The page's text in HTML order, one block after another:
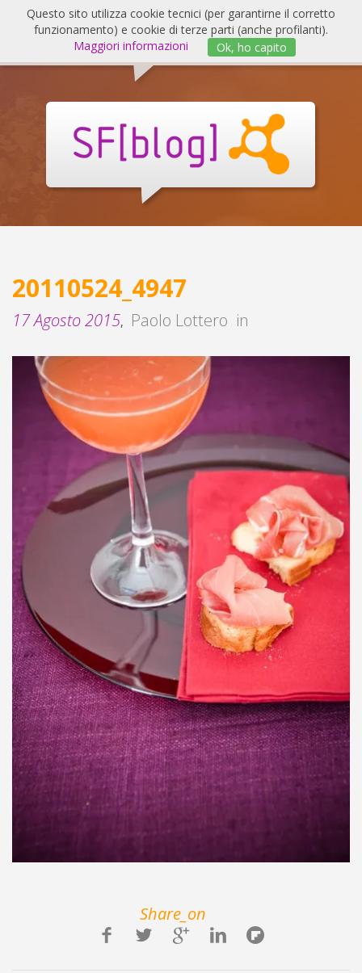
Salta
contenuto
Blog
20110524_4947
17 Agosto 2015, Paolo Lottero in
Share_on
Questo sito utilizza cookie tecnici (per garantirne il corretto
funzionamento) e cookie di terze parti (anche profilanti).
Maggiori informazioni
Ok, ho capito